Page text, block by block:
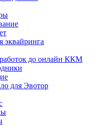
эквайринга
до онлайн ККМ
для Эвотор